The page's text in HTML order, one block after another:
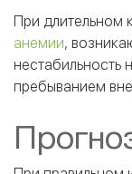
При длительном
анемии,
нестабильность
пребыванием